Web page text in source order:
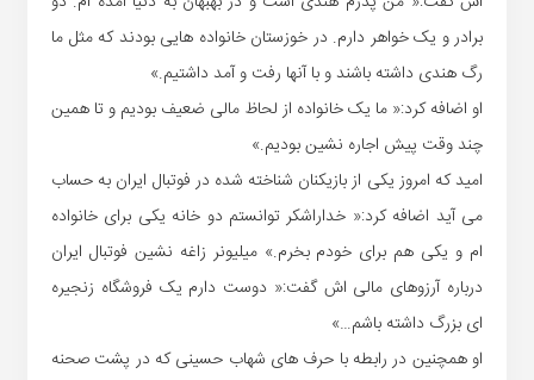
برادر و یک خواهر دارم. در خوزستان خانواده هایی بودند که مثل ما
رگ هندی داشته باشند و با آنها رفت و آمد داشتیم.»
او اضافه کرد:« ما یک خانواده از لحاظ مالی ضعیف بودیم و تا همین
چند وقت پیش اجاره نشین بودیم.»
امید که امروز یکی از بازیکنان شناخته شده در فوتبال ایران به حساب
می آید اضافه کرد:« خداراشکر توانستم دو خانه یکی برای خانواده
ام و یکی هم برای خودم بخرم.» میلیونر زاغه نشین فوتبال ایران
درباره آرزوهای مالی اش گفت:« دوست دارم یک فروشگاه زنجیره
ای بزرگ داشته باشم…»
او همچنین در رابطه با حرف های شهاب حسینی که در پشت صحنه